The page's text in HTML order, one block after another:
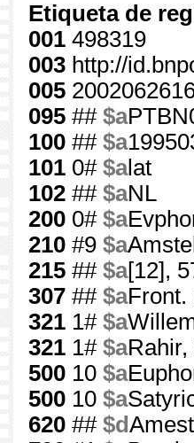
Etiqueta de
001 498319
003 http://
005
095 ## $a
100 ## $a
101 0# $alat
102 ## $aNL
200 0# $a
210 #9 $a
215 ## $a[12],
307 ## $aFront.
321 1# $a
321 1# $aRahir,
500 10 $a
500 10 $a
620 ## $d